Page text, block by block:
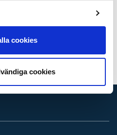
cookies
cookies
BankId